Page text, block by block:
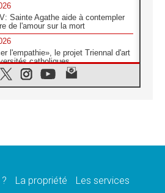
Sainte Agathe aide à contempler
de l'amour sur la mort
l'empathie», le projet Triennal d'art
catholiques
donner la parole aux religieuses
La propriété Les services